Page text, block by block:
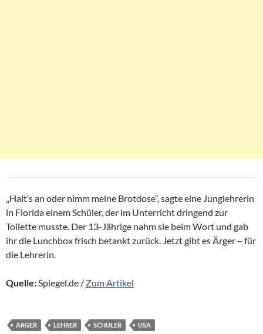
„Halt’s an oder nimm meine Brotdose“, sagte eine Junglehrerin
in Florida einem Schüler, der im Unterricht dringend zur
Toilette musste. Der 13-Jährige nahm sie beim Wort und gab
ihr die Lunchbox frisch betankt zurück. Jetzt gibt es Ärger – für
die Lehrerin.
Quelle:Spiegel.de / Zum Artikel
ÄRGER LEHRER SCHÜLER USA